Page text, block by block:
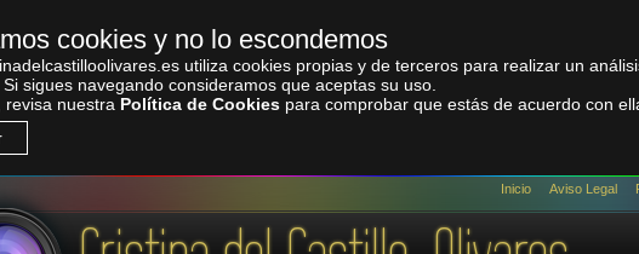
cookies y no lo escondemos
utiliza cookies propias y de terceros para realizar un
sigues navegando consideramos que aceptas su uso.
revisa nuestra Política de Cookies para comprobar que estás de acuerdo con
Inicio Aviso Legal